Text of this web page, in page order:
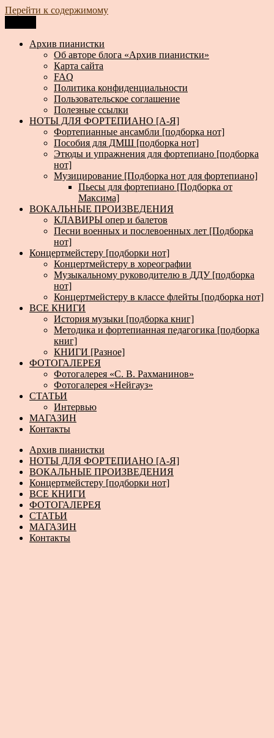
Перейти к содержимому
Архив пианистки
Всё для пианистов: ноты, книги, музыка, статьи…
Архив пианистки
Об авторе блога «Архив пианистки»
Карта сайта
FAQ
Политика конфиденциальности
Пользовательское соглашение
Полезные ссылки
НОТЫ ДЛЯ ФОРТЕПИАНО [А-Я]
Фортепианные ансамбли [подборка нот]
Пособия для ДМШ [подборка нот]
Этюды и упражнения для фортепиано [подборка
нот]
Музицирование [Подборка нот для фортепиано]
Пьесы для фортепиано [Подборка от
Максима]
ВОКАЛЬНЫЕ ПРОИЗВЕДЕНИЯ
КЛАВИРЫ опер и балетов
Песни военных и послевоенных лет [Подборка
нот]
Концертмейстеру [подборки нот]
Концертмейстеру в хореографии
Музыкальному руководителю в ДДУ [подборка
нот]
Концертмейстеру в классе флейты [подборка нот]
ВСЕ КНИГИ
История музыки [подборка книг]
Методика и фортепианная педагогика [подборка
книг]
КНИГИ [Разное]
ФОТОГАЛЕРЕЯ
Фотогалерея «С. В. Рахманинов»
Фотогалерея «Нейгауз»
СТАТЬИ
Интервью
МАГАЗИН
Контакты
Архив пианистки
НОТЫ ДЛЯ ФОРТЕПИАНО [А-Я]
ВОКАЛЬНЫЕ ПРОИЗВЕДЕНИЯ
Концертмейстеру [подборки нот]
ВСЕ КНИГИ
ФОТОГАЛЕРЕЯ
СТАТЬИ
МАГАЗИН
Контакты